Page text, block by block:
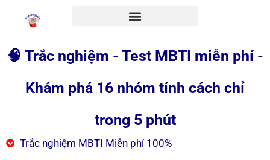
🧠 Trắc nghiệm - Test MBTI miễn phí -
Khám phá 16 nhóm tính cách chỉ
trong 5 phút
Trắc nghiệm MBTI Miễn phí 100%